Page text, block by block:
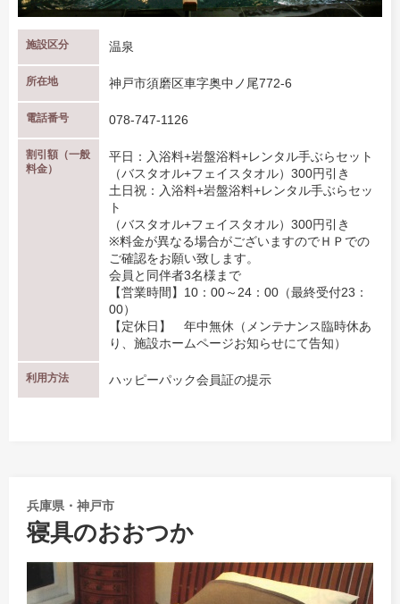
施設区分 温泉
所在地 神戸市須磨区車字奥中ノ尾772-6
電話番号 078-747-1126
割引額（一般
料金）
平日：入浴料+岩盤浴料+レンタル手ぶらセット
（バスタオル+フェイスタオル）300円引き
土日祝：入浴料+岩盤浴料+レンタル手ぶらセッ
ト
（バスタオル+フェイスタオル）300円引き
※料金が異なる場合がございますのでＨＰでの
ご確認をお願い致します。
会員と同伴者3名様まで
【営業時間】10：00～24：00（最終受付23：
00）
【定休日】 年中無休（メンテナンス臨時休あ
り、施設ホームページお知らせにて告知）
利用方法 ハッピーパック会員証の提示
兵庫県・神戸市
寝具のおおつか